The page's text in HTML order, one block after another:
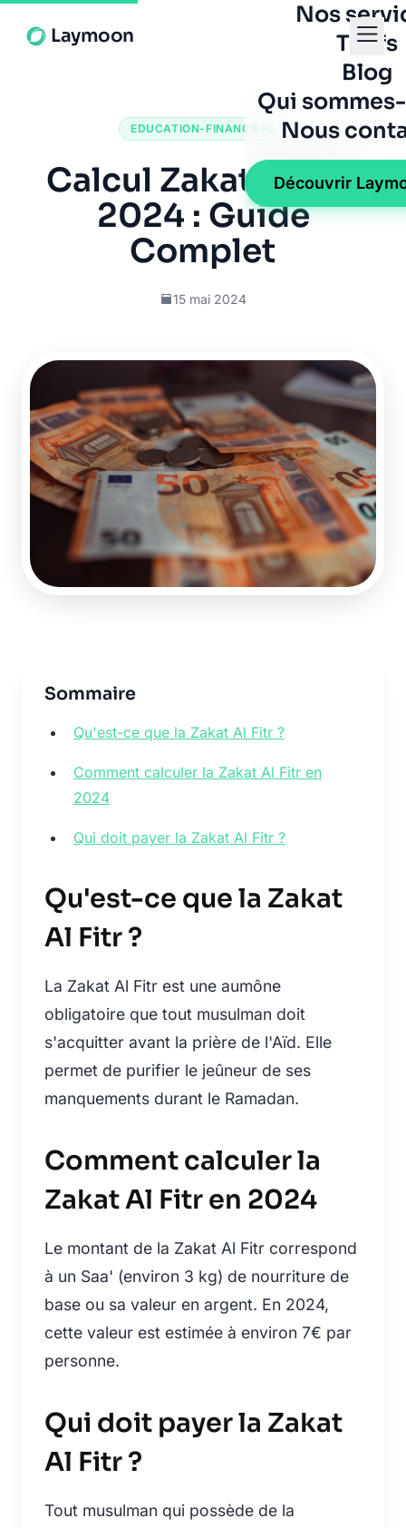
Laymoon
Nos
Tarifs
Blog
Qui
Nous
Découvrir
EDUCATION-FINANCIERE
Calcul Zakat Al Fitr
2024 : Guide
Complet
15 mai 2024
Sommaire
Qu'est-ce que la Zakat Al Fitr ?
Comment calculer la Zakat Al Fitr en
2024
Qui doit payer la Zakat Al Fitr ?
Qu'est-ce que la Zakat
Al Fitr ?
La Zakat Al Fitr est une aumône
obligatoire que tout musulman doit
s'acquitter avant la prière de l'Aïd. Elle
permet de purifier le jeûneur de ses
manquements durant le Ramadan.
Comment calculer la
Zakat Al Fitr en 2024
Le montant de la Zakat Al Fitr correspond
à un Saa' (environ 3 kg) de nourriture de
base ou sa valeur en argent. En 2024,
cette valeur est estimée à environ 7€ par
personne.
Qui doit payer la Zakat
Al Fitr ?
Tout musulman qui possède de la